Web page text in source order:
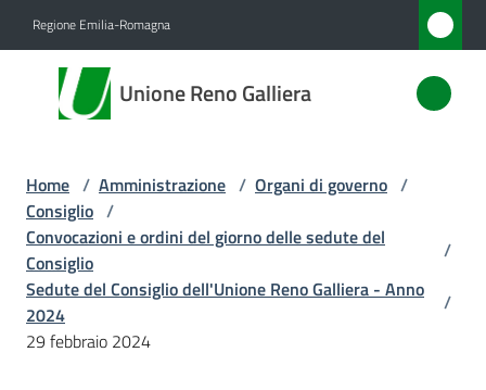
Regione Emilia-Romagna
Unione Reno Galliera
Unione
Reno
Amministrazione
Menu selezionato
Novità
Servizi
Home / Amministrazione / Organi di governo /
Consiglio /
Convocazioni e ordini del giorno delle sedute del
Consiglio
/
Sedute del Consiglio dell'Unione Reno Galliera - Anno
2024
/
29 febbraio 2024